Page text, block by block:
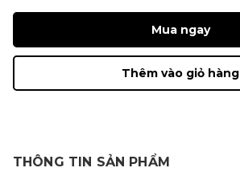
Mua ngay
Thêm vào giỏ hàng
THÔNG TIN SẢN PHẨM